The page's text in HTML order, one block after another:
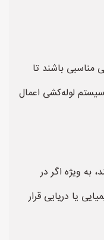
مناسبی باشند تا
لوله‌کشی اعمال
به ویژه اگر در
یا دریایی قرار